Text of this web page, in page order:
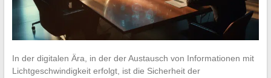
In der digitalen Ära, in der der Austausch von Informationen mit
Lichtgeschwindigkeit erfolgt, ist die Sicherheit der